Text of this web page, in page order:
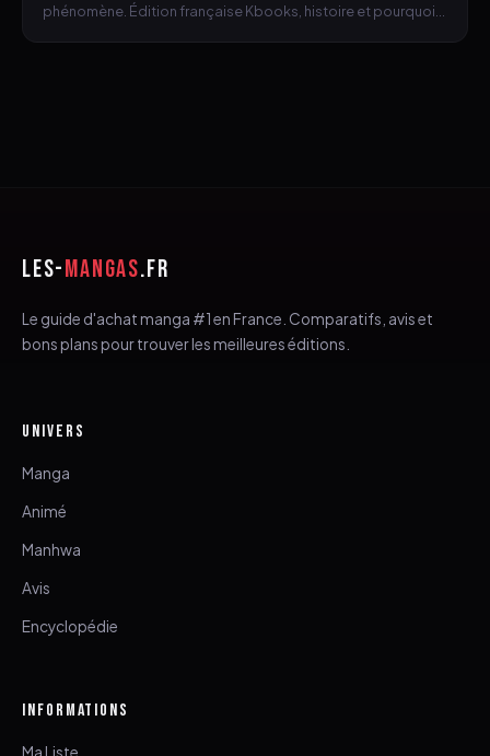
phénomène. Édition française Kbooks, histoire et pourquoi
LES-MANGAS.FR
Le guide d'achat manga #1 en France. Comparatifs, avis et
bons plans pour trouver les meilleures éditions.
UNIVERS
Manga
Animé
Manhwa
Avis
Encyclopédie
INFORMATIONS